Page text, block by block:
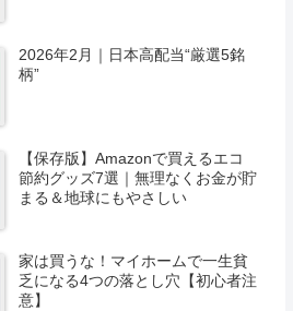
2026年2月｜日本高配当“厳選5銘
柄”
【保存版】Amazonで買えるエコ
節約グッズ7選｜無理なくお金が貯
まる＆地球にもやさしい
家は買うな！マイホームで一生貧
乏になる4つの落とし穴【初心者注
意】